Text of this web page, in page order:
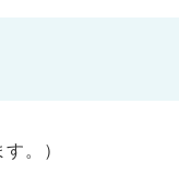
。）